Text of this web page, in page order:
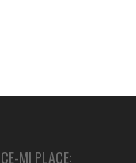
CE-MI PLACE: